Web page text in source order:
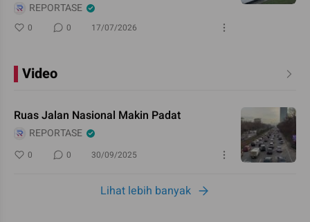
REPORTASE
0 0 17/07/2026
Video
Ruas Jalan Nasional Makin Padat
REPORTASE
0 0 30/09/2025
Lihat lebih banyak